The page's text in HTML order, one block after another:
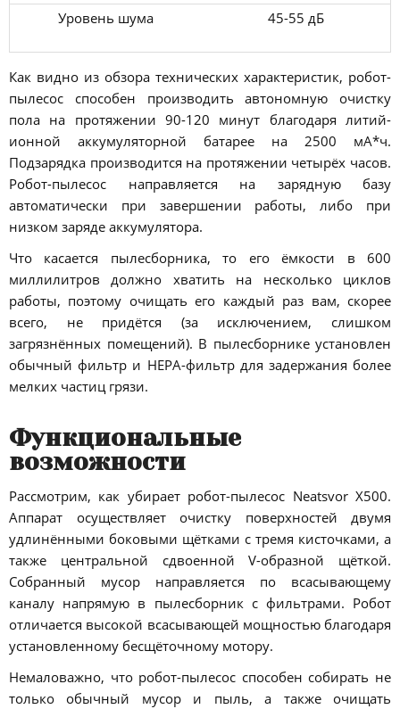
Уровень шума 45-55 дБ
Как видно из обзора технических характеристик, робот-
пылесос способен производить автономную очистку
пола на протяжении 90-120 минут благодаря литий-
ионной аккумуляторной батарее на 2500 мА*ч.
Подзарядка производится на протяжении четырёх часов.
Робот-пылесос направляется на зарядную базу
автоматически при завершении работы, либо при
низком заряде аккумулятора.
Что касается пылесборника, то его ёмкости в 600
миллилитров должно хватить на несколько циклов
работы, поэтому очищать его каждый раз вам, скорее
всего, не придётся (за исключением, слишком
загрязнённых помещений). В пылесборнике установлен
обычный фильтр и HEPA-фильтр для задержания более
мелких частиц грязи.
Функциональные
возможности
Рассмотрим, как убирает робот-пылесос Neatsvor X500.
Аппарат осуществляет очистку поверхностей двумя
удлинёнными боковыми щётками с тремя кисточками, а
также центральной сдвоенной V-образной щёткой.
Собранный мусор направляется по всасывающему
каналу напрямую в пылесборник с фильтрами. Робот
отличается высокой всасывающей мощностью благодаря
установленному бесщёточному мотору.
Немаловажно, что робот-пылесос способен собирать не
только обычный мусор и пыль, а также очищать